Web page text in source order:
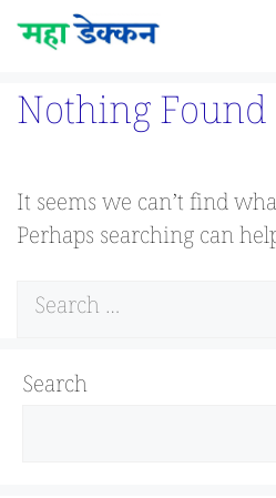
Skip
Nothing Found
It seems we can’t find
Perhaps searching can
Search
Search